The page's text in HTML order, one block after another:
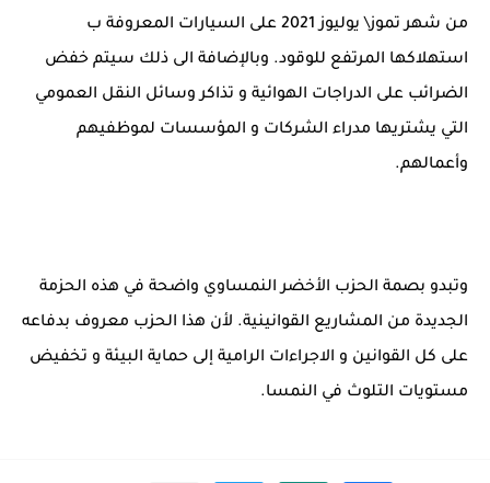
من شهر تموز\ يوليوز 2021 على السيارات المعروفة ب
استهلاكها المرتفع للوقود. وبالإضافة الى ذلك سيتم خفض
الضرائب على الدراجات الهوائية و تذاكر وسائل النقل العمومي
التي يشتريها مدراء الشركات و المؤسسات لموظفيهم
وأعمالهم.
وتبدو بصمة الحزب الأخضر النمساوي واضحة في هذه الحزمة
الجديدة من المشاريع القوانينية. لأن هذا الحزب معروف بدفاعه
على كل القوانين و الاجراءات الرامية إلى حماية البيئة و تخفيض
مستويات التلوث في النمسا.